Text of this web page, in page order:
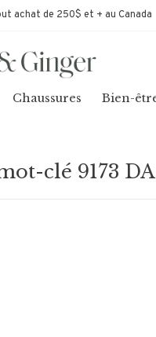
achat de 250$ et + au Canada
Chaussures Bien-
clé 9173